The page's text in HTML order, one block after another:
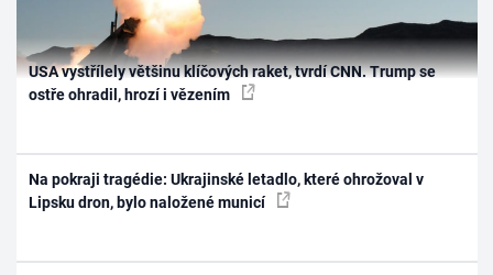
USA vystřílely většinu klíčových raket, tvrdí CNN. Trump se
ostře ohradil, hrozí i vězením
Na pokraji tragédie: Ukrajinské letadlo, které ohrožoval v
Lipsku dron, bylo naložené municí